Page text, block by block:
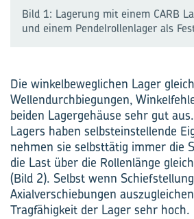
Bild 1: Lagerung mit einem CARB
und einem Pendelrollenlager als
Die winkelbeweglichen Lager
Wellendurchbiegungen,
beiden Lagergehäuse sehr gut
Lagers haben selbsteinstellende
nehmen sie selbsttätig immer die
die Last über die Rollenlänge
(Bild 2). Selbst wenn
Axialverschiebungen
Tragfähigkeit der Lager sehr hoch.